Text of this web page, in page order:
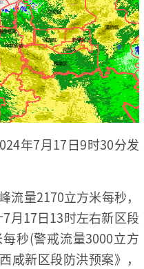
年7月17日9时30分发
流量2170立方米每秒，
月17日13时左右新区段
秒(警戒流量3000立方
咸新区段防洪预案》，